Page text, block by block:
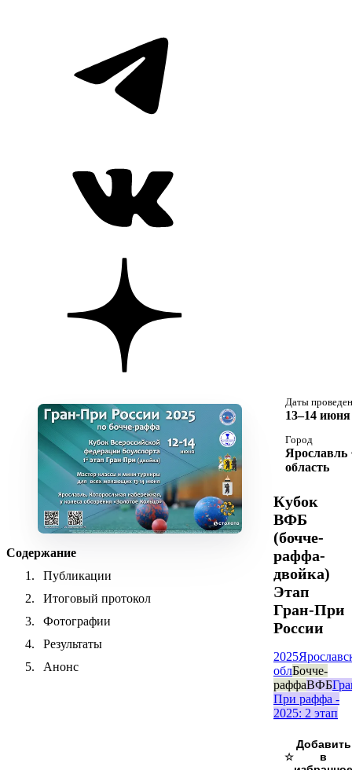
Содержание
Публикации
Итоговый протокол
Фотографии
Результаты
Анонс
Даты
13–14 июня
Город
Ярославль
область
Кубок
ВФБ
(бочче-
раффа-
двойка)
Этап
Гран-При
России
2025
облБочче-
раффаВФБ
При раффа -
2025: 2 этап
☆